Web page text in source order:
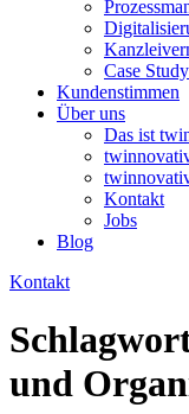
Case
Kundenstimmen
Über uns
Das ist
Kontakt
Jobs
Blog
Kontakt
und